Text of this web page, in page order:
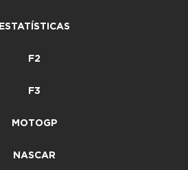
ESTATÍSTICAS
F2
F3
MOTOGP
NASCAR